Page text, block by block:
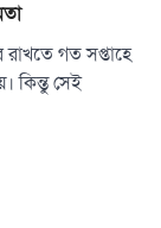
গত সপ্তাহে
কিন্তু সেই